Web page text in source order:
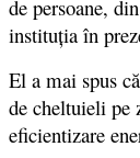
de persoane,
instituţia în
El a mai spus
de cheltuieli pe
eficientizare